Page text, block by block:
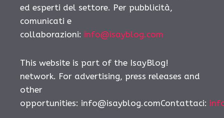
ed esperti del settore. Per pubblicità,
comunicati e
collaborazioni: info@isayblog.com
This website is part of the IsayBlog!
network. For advertising, press releases and
other
opportunities: info@isayblog.comContattaci: